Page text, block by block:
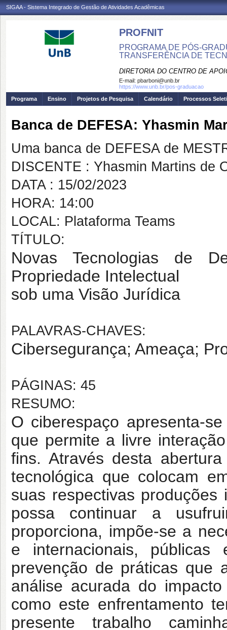
SIGAA - Sistema Integrado de Gestão de Atividades Acadêmicas
PROFNIT
PROGRAMA DE PÓS-
TRANSFERÊNCIA DE
DIRETORIA DO CENTRO DE
E-mail: pbarboni@unb.br
https://www.unb.br/pos-graduacao
Programa
Ensino Projetos de Pesquisa Calendário Processos
Banca de DEFESA: Yhasmin
Uma banca de DEFESA de
DISCENTE : Yhasmin Martins de
DATA : 15/02/2023
HORA: 14:00
LOCAL: Plataforma Teams
TÍTULO:
Novas Tecnologias de
Propriedade Intelectual
sob uma Visão Jurídica
PALAVRAS-CHAVES:
Cibersegurança; Ameaça;
PÁGINAS: 45
RESUMO:
O ciberespaço apresenta-
que permite a livre
fins. Através desta
tecnológica que colocam
suas respectivas
possa continuar a
proporciona, impõe-se a
e internacionais,
prevenção de práticas que
análise acurada do
como este enfrentamento
presente trabalho